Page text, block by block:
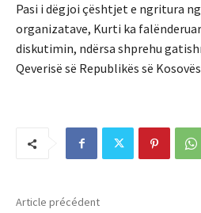
Pasi i dëgjoi çështjet e ngritura
organizatave, Kurti ka
diskutimin, ndërsa shprehu
Qeverisë së Republikës së
Article précédent